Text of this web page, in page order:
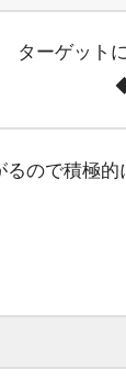
ターゲット
ので積極的